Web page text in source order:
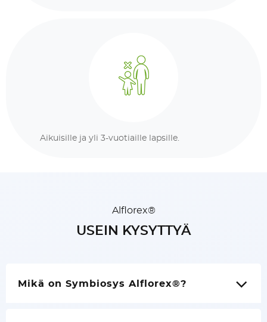
Aikuisille ja yli 3-vuotiaille lapsille.
USEIN KYSYTTYÄ
Alflorex®
Mikä on Symbiosys Alflorex®?